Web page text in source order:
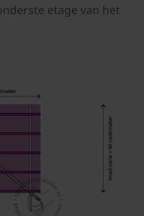
etage van het